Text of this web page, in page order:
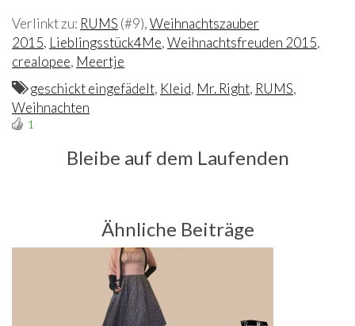
Verlinkt zu: RUMS (#9),Weihnachtszauber
2015, Lieblingsstück4Me,Weihnachtsfreuden 2015,
crealopee, Meertje
geschickt eingefädelt, Kleid, Mr. Right, RUMS,
Weihnachten
1
Bleibe auf dem Laufenden
Ähnliche Beiträge